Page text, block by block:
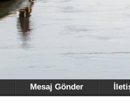
Mesaj Gönder